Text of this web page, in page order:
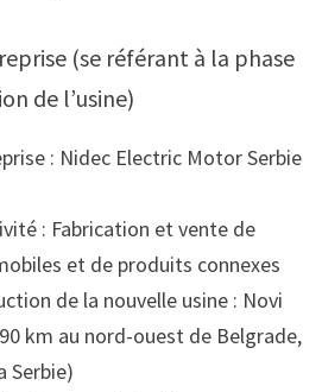
(se référant à la phase
de l’usine)
: Nidec Electric Motor Serbie
: Fabrication et vente de
et de produits connexes
de la nouvelle usine : Novi
km au nord-ouest de Belgrade,
Serbie)